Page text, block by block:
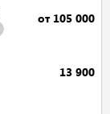
от 105 000
13 900